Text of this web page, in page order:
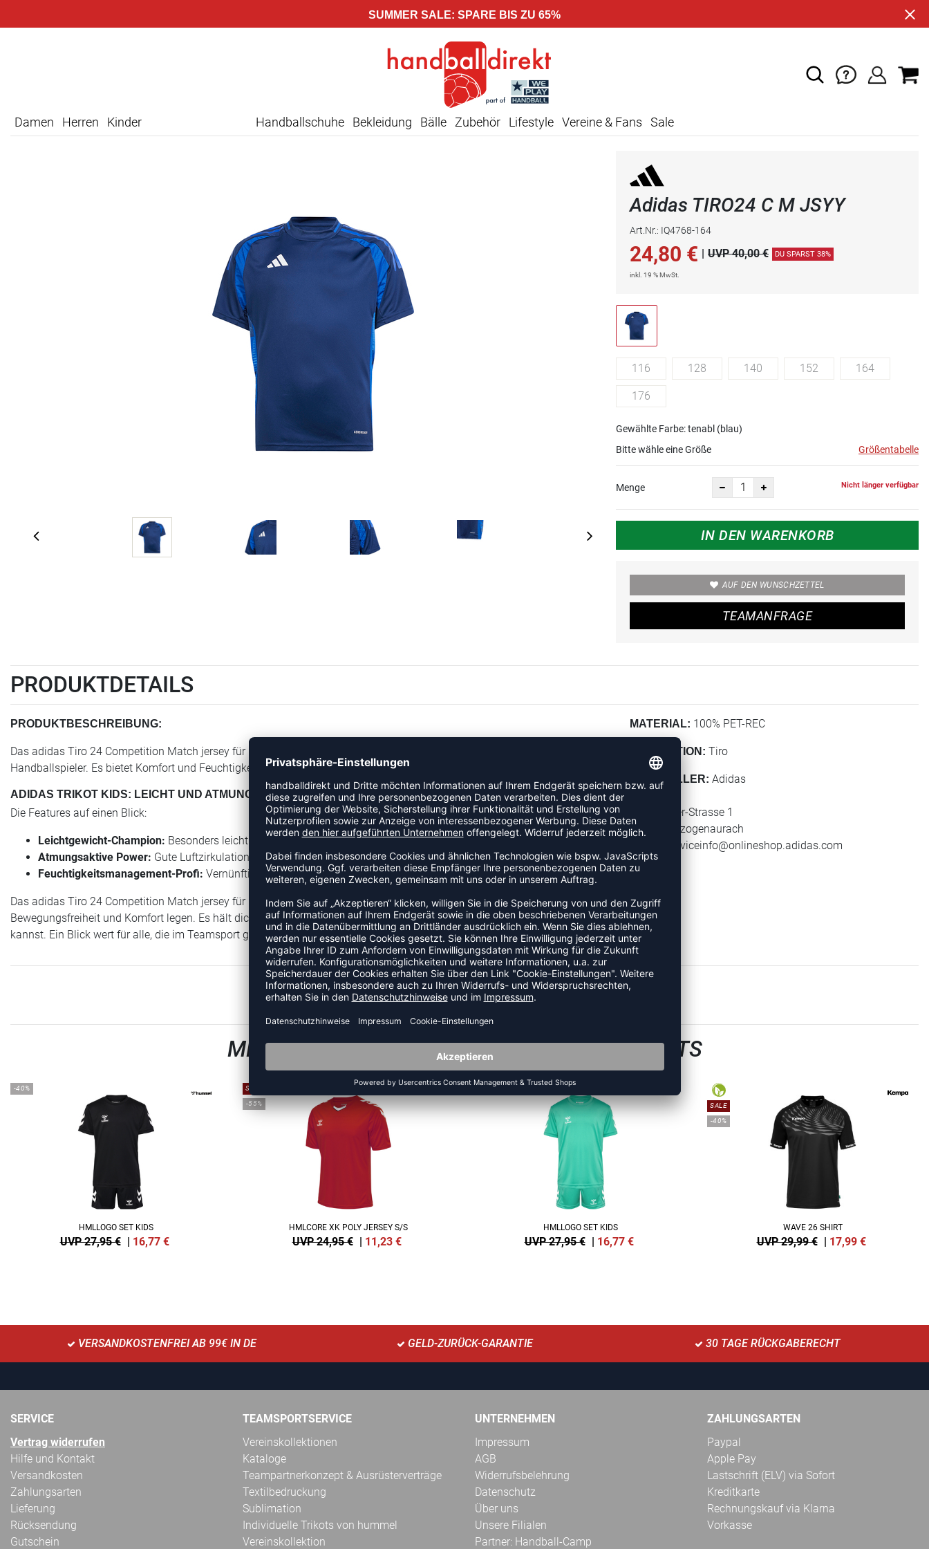
SUMMER SALE: SPARE BIS ZU 65%
Damen Herren Kinder Handballschuhe Bekleidung Bälle Zubehör Lifestyle Vereine & Fans Sale
Adidas TIRO24 C M JSYY
Art.Nr.: IQ4768-164
24,80 € | UVP 40,00 € DU SPARST 38%
inkl. 19 % MwSt.
116 128 140 152 164
176
Gewählte Farbe: tenabl (blau)
Bitte wähle eine Größe
Größentabelle
Menge Nicht länger verfügbar
IN DEN WARENKORB
AUF DEN WUNSCHZETTEL
TEAMANFRAGE
PRODUKTDETAILS
PRODUKTBESCHREIBUNG:
Das adidas Tiro 24 Competition Match jersey für Kids ist ein leichtes und atmungsaktives Trikot, ideal für junge
Handballspieler. Es bietet Komfort und Feuchtigkeitsmanagement, perfekt für den Einsatz im Match.
ADIDAS TRIKOT KIDS: LEICHT UND ATMUNGSAKTIV
Die Features auf einen Blick:
Leichtgewicht-Champion: Besonders leicht für uneingeschränkte Bewegungsfreiheit.
Atmungsaktive Power: Gute Luftzirkulation hält dich angenehm kühl.
Feuchtigkeitsmanagement-Profi: Vernünftiges Feuchtigkeitsmanagement für trockenen Tragekomfort.
Das adidas Tiro 24 Competition Match jersey für Kids ist eine gute Wahl für junge Handballspieler, die Wert auf
Bewegungsfreiheit und Komfort legen. Es hält dich trocken und kühl, sodass du dich voll auf das Spiel konzentrieren
kannst. Ein Blick wert für alle, die im Teamsport glänzen wollen.
MATERIAL: 100% PET-REC
KOLLEKTION: Tiro
HERSTELLER: Adidas
Adi-Dassler-Strasse 1
91074 Herzogenaurach
serviceinfo@onlineshop.adidas.com
ZULETZT ANGESEHEN
MEHR AUS DER KATEGORIE HANDBALLTRIKOTS
-40%
HMLLOGO SET KIDS
UVP 27,95 € | 16,77 €
SALE
-55%
HMLCORE XK POLY JERSEY S/S
UVP 24,95 € | 11,23 €
-40%
HMLLOGO SET KIDS
UVP 27,95 € | 16,77 €
SALE
-40%
WAVE 26 SHIRT
UVP 29,99 € | 17,99 €
VERSANDKOSTENFREI AB 99€ IN DE GELD-ZURÜCK-GARANTIE 30 TAGE RÜCKGABERECHT
SERVICE
Vertrag widerrufen
Hilfe und Kontakt
Versandkosten
Zahlungsarten
Lieferung
Rücksendung
Gutschein
TEAMSPORTSERVICE
Vereinskollektionen
Kataloge
Teampartnerkonzept & Ausrüsterverträge
Textilbedruckung
Sublimation
Individuelle Trikots von hummel
Vereinskollektion
UNTERNEHMEN
Impressum
AGB
Widerrufsbelehrung
Datenschutz
Über uns
Unsere Filialen
Partner: Handball-Camp
ZAHLUNGSARTEN
Paypal
Apple Pay
Lastschrift (ELV) via Sofort
Kreditkarte
Rechnungskauf via Klarna
Vorkasse